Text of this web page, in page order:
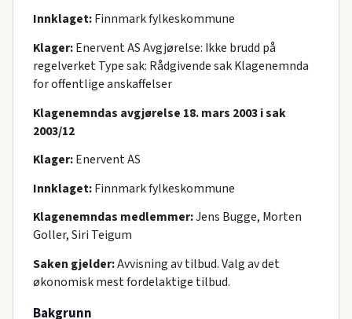
Innklaget:Finnmark fylkeskommune
Klager:Enervent AS Avgjørelse: Ikke brudd på
regelverket Type sak: Rådgivende sak Klagenemnda
for offentlige anskaffelser
Klagenemndas avgjørelse 18. mars 2003 i sak
2003/12
Klager:Enervent AS
Innklaget:Finnmark fylkeskommune
Klagenemndas medlemmer:Jens Bugge, Morten
Goller, Siri Teigum
Saken gjelder:Avvisning av tilbud. Valg av det
økonomisk mest fordelaktige tilbud.
Bakgrunn